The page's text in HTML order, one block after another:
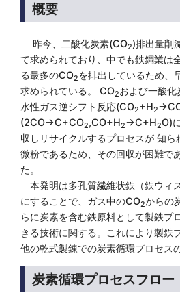
概要
昨今、二酸化炭素(CO2)排出量削
て求められており、中でも鉄鋼業は
る最多のCO2を排出しているため、
求められている。 CO2および一酸化
水性ガス逆シフト反応(CO2+H2
(2CO→C+CO2,CO+H2→C+H2O)
収しリサイクルするプロセスが 知
微粉であるため、その回収が困難で
た。
本発明は多孔質繊維状鉄（鉄ウィ
にすることで、ガス中のCO2からの
らに炭素を含む鉄原料として製鉄プ
きる技術に関する。これにより製鉄
他の乾式製錬での炭素循環プロセス
炭素循環プロセスフロー